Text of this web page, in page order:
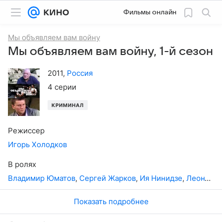
Фильмы онлайн
Мы объявляем вам войну
Мы объявляем вам войну, 1-й сезон
2011, Россия
4 серии
КРИМИНАЛ
Режиссер
Игорь Холодков
В ролях
Владимир Юматов, Сергей Жарков, Ия Нинидзе, Леонтий Пичугин
Показать подробнее